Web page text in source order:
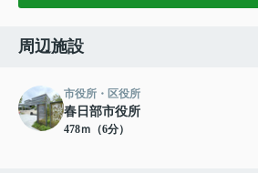
周辺施設
市役所・区役所
春日部市役所
478ｍ（6分）